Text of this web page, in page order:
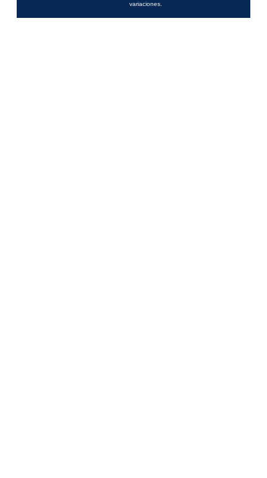
variaciones.